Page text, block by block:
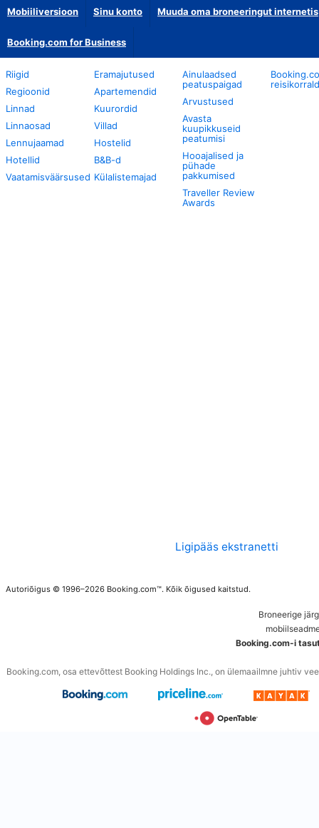
Mobiiliversioon Sinu konto Muuda oma broneeringut internetis
Booking.com for Business
Riigid
Regioonid
Linnad
Linnaosad
Lennujaamad
Hotellid
Vaatamisväärsused
Eramajutused
Apartemendid
Kuurordid
Villad
Hostelid
B&B-d
Külalistemajad
Ainulaadsed
peatuspaigad
Arvustused
Avasta
kuupikkuseid
peatumisi
Hooajalised ja
pühade
pakkumised
Traveller Review
Awards
Ligipääs ekstranetti
Autoriõigus © 1996–2026 Booking.com™. Kõik õigused kaitstud.
Broneerige
Booking.com-i
Booking.com, osa ettevõttest Booking Holdings Inc., on ülemaailmne juhtiv